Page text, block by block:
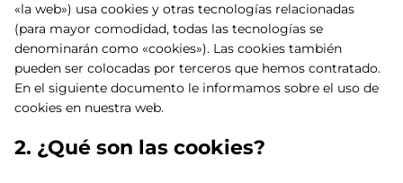
«la web») usa cookies y otras tecnologías relacionadas
(para mayor comodidad, todas las tecnologías se
denominarán como «cookies»). Las cookies también
pueden ser colocadas por terceros que hemos contratado.
En el siguiente documento le informamos sobre el uso de
cookies en nuestra web.
2. ¿Qué son las cookies?